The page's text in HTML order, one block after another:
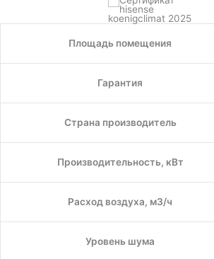
Площадь помещения
Гарантия
Страна производитель
Производительность, кВт
Расход воздуха, м3/ч
Уровень шума